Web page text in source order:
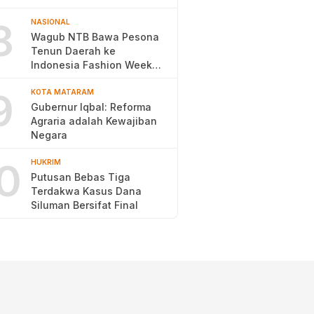
NASIONAL
Wagub NTB Bawa Pesona
Tenun Daerah ke
Indonesia Fashion Week
KOTA MATARAM
Gubernur Iqbal: Reforma
Agraria adalah Kewajiban
Negara
HUKRIM
Putusan Bebas Tiga
Terdakwa Kasus Dana
Siluman Bersifat Final